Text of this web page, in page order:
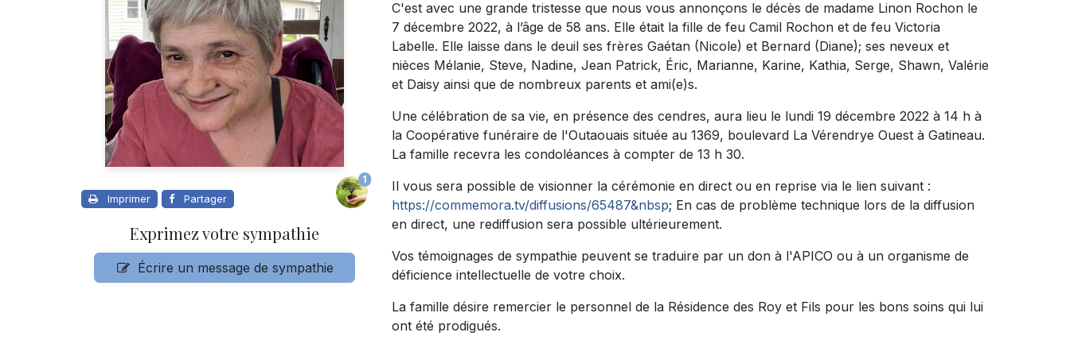
Imprimer Partager
1
Exprimez votre sympathie
Écrire un message de sympathie
C'est avec une grande tristesse que nous vous annonçons le décès de madame Linon Rochon le
7 décembre 2022, à l’âge de 58 ans. Elle était la fille de feu Camil Rochon et de feu Victoria
Labelle. Elle laisse dans le deuil ses frères Gaétan (Nicole) et Bernard (Diane); ses neveux et
nièces Mélanie, Steve, Nadine, Jean Patrick, Éric, Marianne, Karine, Kathia, Serge, Shawn, Valérie
et Daisy ainsi que de nombreux parents et ami(e)s.
Une célébration de sa vie, en présence des cendres, aura lieu le lundi 19 décembre 2022 à 14 h à
la Coopérative funéraire de l'Outaouais située au 1369, boulevard La Vérendrye Ouest à Gatineau.
La famille recevra les condoléances à compter de 13 h 30.
Il vous sera possible de visionner la cérémonie en direct ou en reprise via le lien suivant :
https://commemora.tv/diffusions/65487&nbsp; En cas de problème technique lors de la diffusion
en direct, une rediffusion sera possible ultérieurement.
Vos témoignages de sympathie peuvent se traduire par un don à l'APICO ou à un organisme de
déficience intellectuelle de votre choix.
La famille désire remercier le personnel de la Résidence des Roy et Fils pour les bons soins qui lui
ont été prodigués.